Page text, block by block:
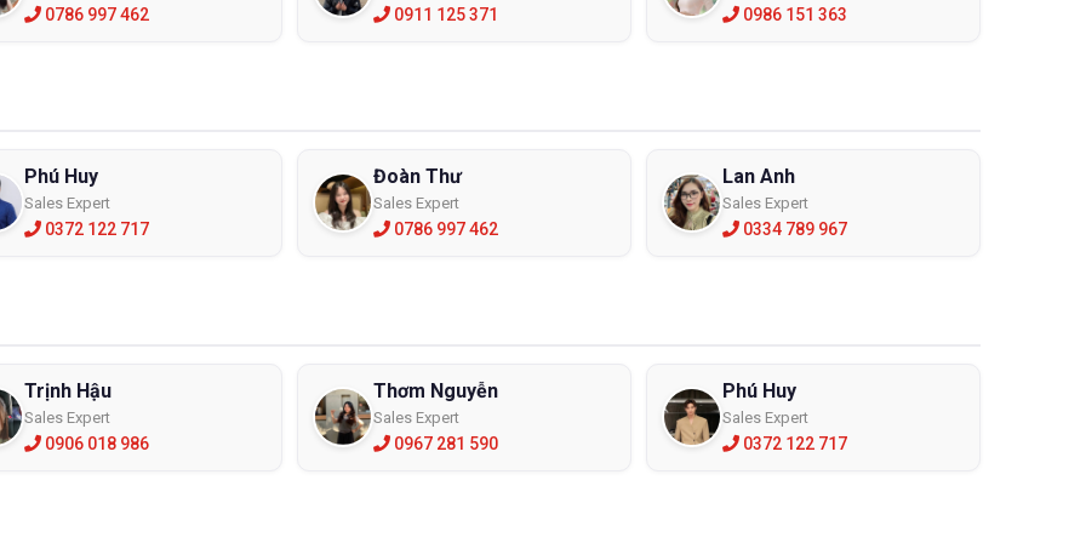
0786 997 462 0911 125 371 0986 151 363
Phú Huy
Sales Expert
0372 122 717
Đoàn Thư
Sales Expert
0786 997 462
Lan Anh
Sales Expert
0334 789 967
Trịnh Hậu
Sales Expert
0906 018 986
Thơm Nguyễn
Sales Expert
0967 281 590
Phú Huy
Sales Expert
0372 122 717